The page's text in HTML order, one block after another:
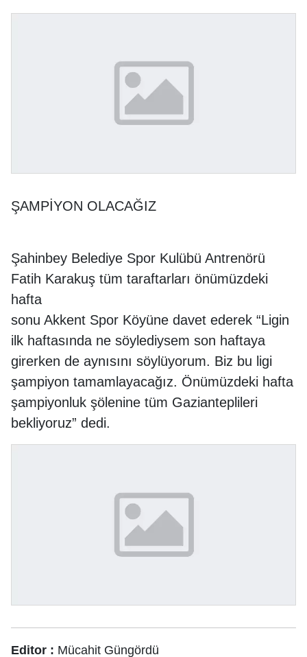
ŞAMPİYON OLACAĞIZ
Şahinbey Belediye Spor Kulübü Antrenörü
Fatih Karakuş tüm taraftarları önümüzdeki
hafta
sonu Akkent Spor Köyüne davet ederek “Ligin
ilk haftasında ne söylediysem son haftaya
girerken de aynısını söylüyorum. Biz bu ligi
şampiyon tamamlayacağız. Önümüzdeki hafta
şampiyonluk şölenine tüm Gazianteplileri
bekliyoruz” dedi.
Editor : Mücahit Güngördü